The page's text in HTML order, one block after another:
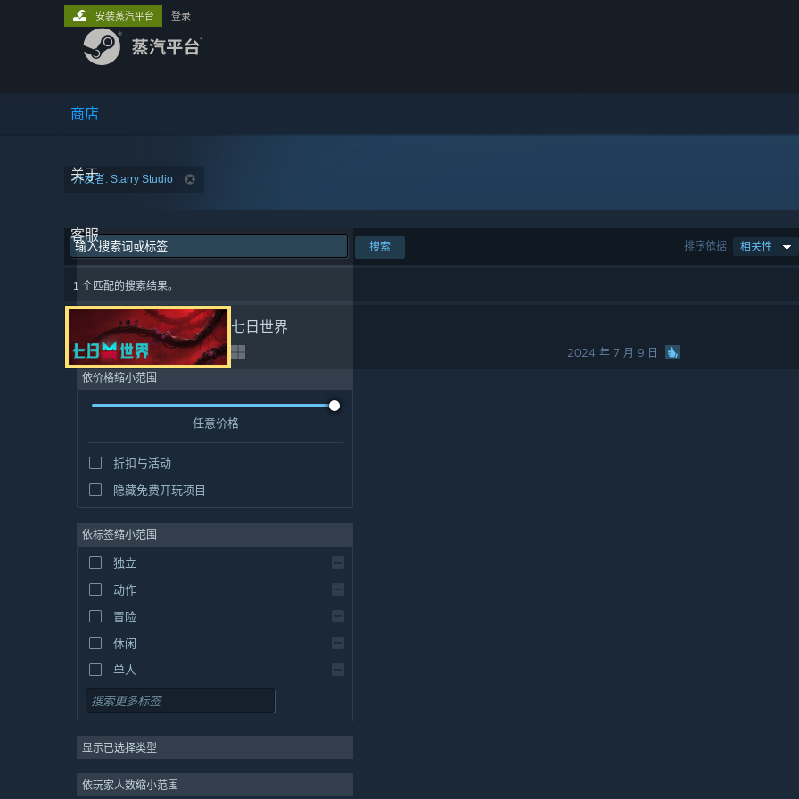
商店
关于
客服
安装蒸汽平台 登录
开发者: Starry Studio
排序依据 相关性
搜索
1 个匹配的搜索结果。
七日世界
2024 年 7 月 9 日
依价格缩小范围
任意价格
折扣与活动
隐藏免费开玩项目
依标签缩小范围
独立
动作
冒险
休闲
单人
模拟
策略
2D
显示已选择类型
依玩家人数缩小范围